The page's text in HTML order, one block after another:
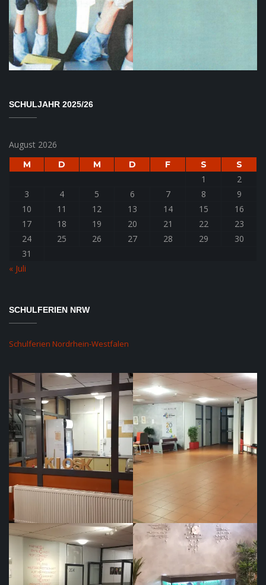
SCHULJAHR 2025/26
August 2026
M D M D F S S
1
2
3
4 5 6 7 8
9
10
11 12 13 14 15
16
17
18 19 20 21 22
23
24
25 26 27 28 29
30
31
« Juli
SCHULFERIEN NRW
Schulferien Nordrhein-Westfalen